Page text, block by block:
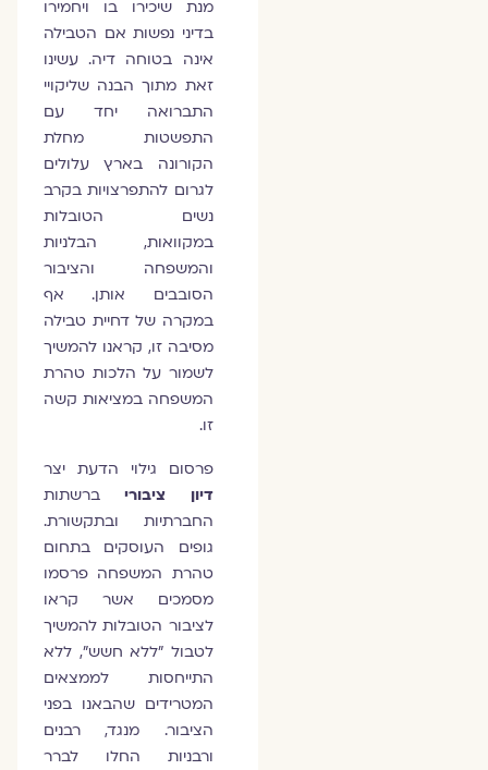
מנת שיכירו בו ויחמירו
בדיני נפשות אם הטבילה
אינה בטוחה דיה. עשינו
זאת מתוך הבנה שליקויי
התברואה יחד עם
התפשטות מחלת
הקורונה בארץ עלולים
לגרום להתפרצויות בקרב
נשים הטובלות
במקוואות, הבלניות
והמשפחה והציבור
הסובבים אותן. אף
במקרה של דחיית טבילה
מסיבה זו, קראנו להמשיך
לשמור על הלכות טהרת
המשפחה במציאות קשה
זו.
פרסום גילוי הדעת יצר
דיון ציבורי
ברשתות
החברתיות ובתקשורת.
גופים העוסקים בתחום
טהרת המשפחה פרסמו
מסמכים אשר קראו
לציבור הטובלות להמשיך
לטבול "ללא חשש", ללא
התייחסות לממצאים
המטרידים שהבאנו בפני
הציבור. מנגד, רבנים
ורבניות החלו לברר